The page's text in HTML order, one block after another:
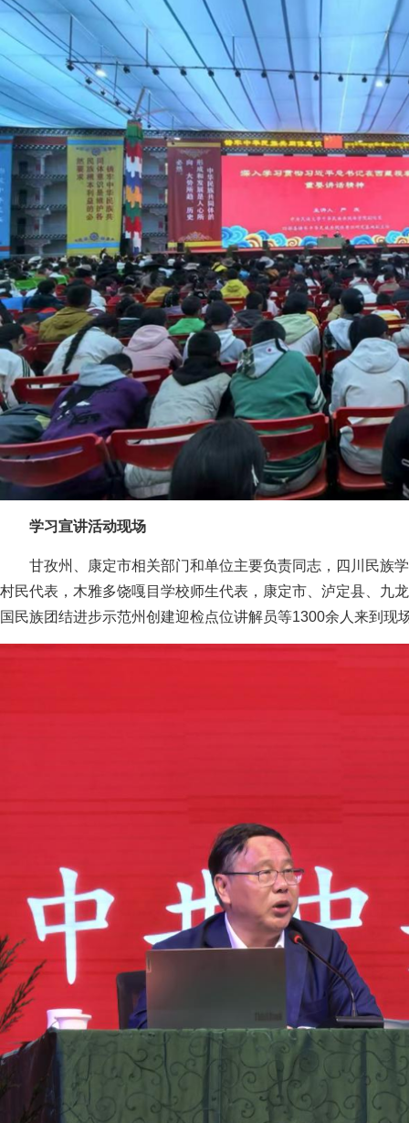
学习宣讲活动现场
甘孜州、康定市相关部门和单位主要负责同志，四川民族
村民代表，木雅多饶嘎目学校师生代表，康定市、泸定县、九
国民族团结进步示范州创建迎检点位讲解员等1300余人来到现